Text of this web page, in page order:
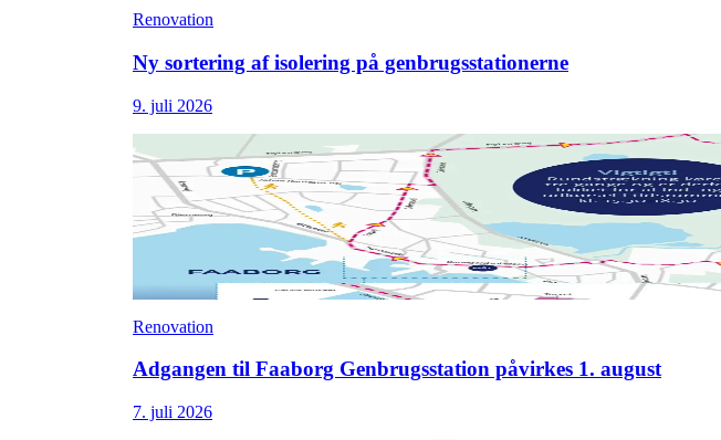
Renovation
Ny sortering af isolering på genbrugsstationerne
9. juli 2026
Renovation
Adgangen til Faaborg Genbrugsstation påvirkes 1. august
7. juli 2026